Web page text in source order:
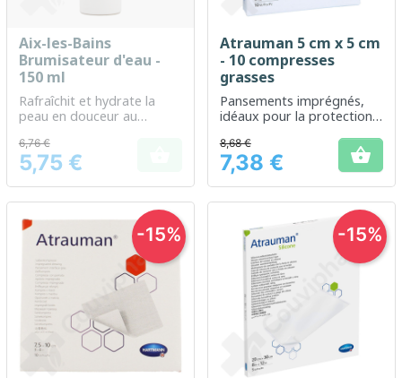
Aix-les-Bains
Brumisateur d'eau -
150 ml
Rafraîchit et hydrate la
peau en douceur au
Prix
6,76 €
5,75 €
Atrauman 5 cm x 5 cm
- 10 compresses
grasses
Pansements imprégnés,
idéaux pour la protection
Prix
8,68 €
7,38 € 
-15% -15%